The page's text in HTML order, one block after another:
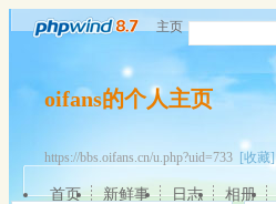
主页
oifans的个人主页
https://bbs.oifans.cn/u.php?uid=733 [收藏]
首页 新鲜事 日志 相册